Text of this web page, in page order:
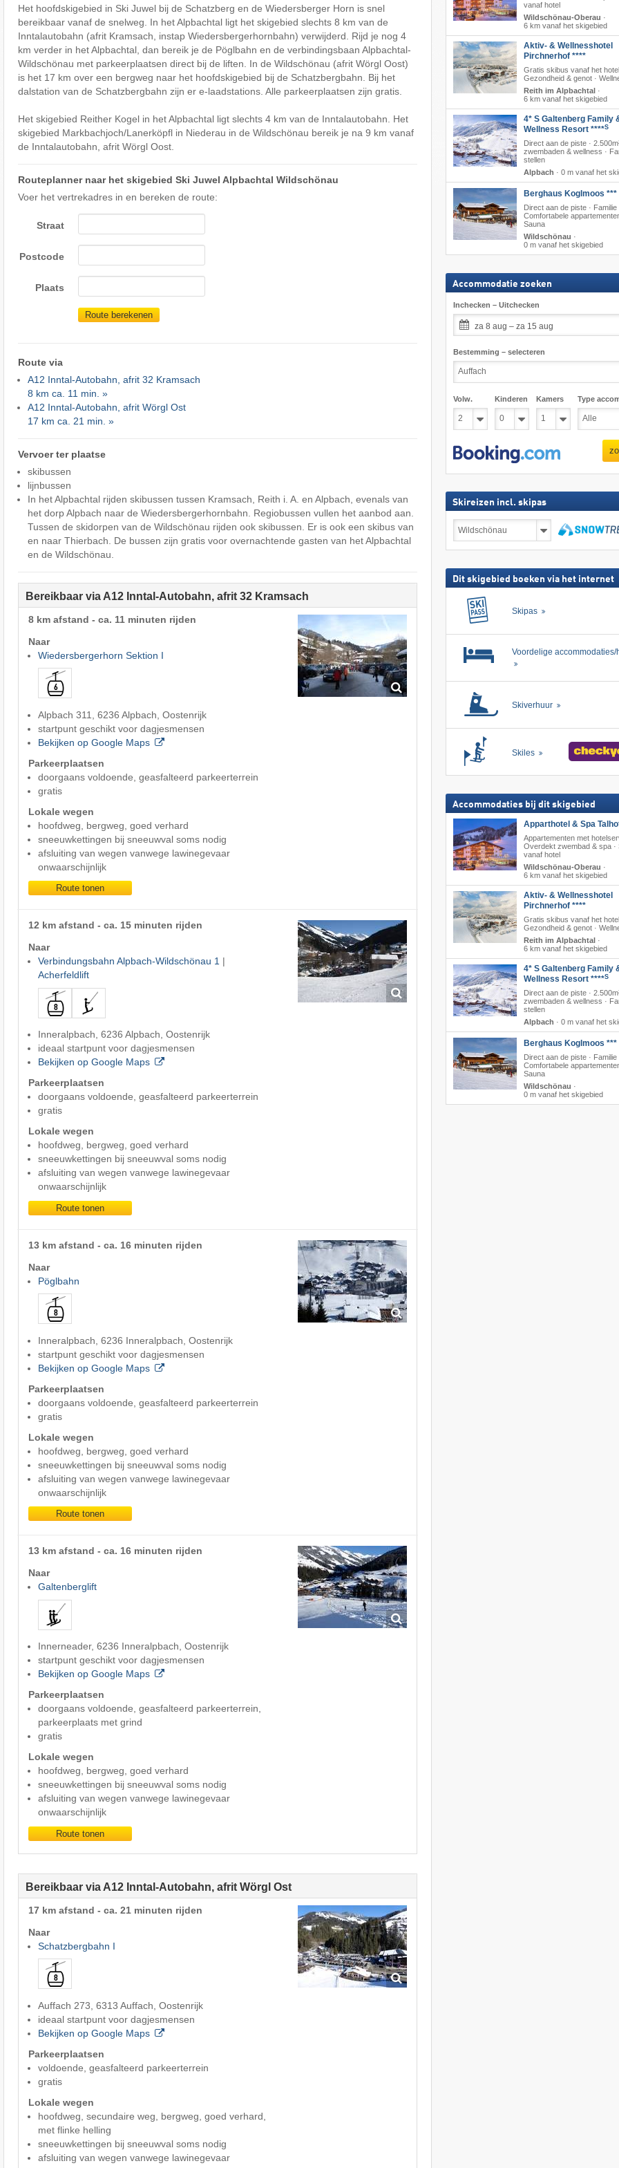
Het hoofdskigebied in Ski Juwel bij de Schatzberg en de Wiedersberger Horn is snel
bereikbaar vanaf de snelweg. In het Alpbachtal ligt het skigebied slechts 8 km van de
Inntalautobahn (afrit Kramsach, instap Wiedersbergerhornbahn) verwijderd. Rijd je nog 4
km verder in het Alpbachtal, dan bereik je de Pöglbahn en de verbindingsbaan Alpbachtal-
Wildschönau met parkeerplaatsen direct bij de liften. In de Wildschönau (afrit Wörgl Oost)
is het 17 km over een bergweg naar het hoofdskigebied bij de Schatzbergbahn. Bij het
dalstation van de Schatzbergbahn zijn er e-laadstations. Alle parkeerplaatsen zijn gratis.
Het skigebied Reither Kogel in het Alpbachtal ligt slechts 4 km van de Inntalautobahn. Het
skigebied Markbachjoch/Lanerköpfl in Niederau in de Wildschönau bereik je na 9 km vanaf
de Inntalautobahn, afrit Wörgl Oost.
Routeplanner naar het skigebied Ski Juwel Alpbachtal Wildschönau
Voer het vertrekadres in en bereken de route:
Straat
Postcode
Plaats
Route berekenen
Route via
A12 Inntal-Autobahn, afrit 32 Kramsach
8 km ca. 11 min. »
A12 Inntal-Autobahn, afrit Wörgl Ost
17 km ca. 21 min. »
Vervoer ter plaatse
skibussen
lijnbussen
In het Alpbachtal rijden skibussen tussen Kramsach, Reith i. A. en Alpbach, evenals van
het dorp Alpbach naar de Wiedersbergerhornbahn. Regiobussen vullen het aanbod aan.
Tussen de skidorpen van de Wildschönau rijden ook skibussen. Er is ook een skibus van
en naar Thierbach. De bussen zijn gratis voor overnachtende gasten van het Alpbachtal
en de Wildschönau.
Bereikbaar via A12 Inntal-Autobahn, afrit 32 Kramsach
8 km afstand - ca. 11 minuten rijden
Naar
Wiedersbergerhorn Sektion I
Alpbach 311, 6236 Alpbach, Oostenrijk
startpunt geschikt voor dagjesmensen
Bekijken op Google Maps
Parkeerplaatsen
doorgaans voldoende, geasfalteerd parkeerterrein
gratis
Lokale wegen
hoofdweg, bergweg, goed verhard
sneeuwkettingen bij sneeuwval soms nodig
afsluiting van wegen vanwege lawinegevaar
onwaarschijnlijk
Route tonen
12 km afstand - ca. 15 minuten rijden
Naar
Verbindungsbahn Alpbach-Wildschönau 1|
Acherfeldlift
Inneralpbach, 6236 Alpbach, Oostenrijk
ideaal startpunt voor dagjesmensen
Bekijken op Google Maps
Parkeerplaatsen
doorgaans voldoende, geasfalteerd parkeerterrein
gratis
Lokale wegen
hoofdweg, bergweg, goed verhard
sneeuwkettingen bij sneeuwval soms nodig
afsluiting van wegen vanwege lawinegevaar
onwaarschijnlijk
Route tonen
13 km afstand - ca. 16 minuten rijden
Naar
Pöglbahn
Inneralpbach, 6236 Inneralpbach, Oostenrijk
startpunt geschikt voor dagjesmensen
Bekijken op Google Maps
Parkeerplaatsen
doorgaans voldoende, geasfalteerd parkeerterrein
gratis
Lokale wegen
hoofdweg, bergweg, goed verhard
sneeuwkettingen bij sneeuwval soms nodig
afsluiting van wegen vanwege lawinegevaar
onwaarschijnlijk
Route tonen
13 km afstand - ca. 16 minuten rijden
Naar
Galtenberglift
Innerneader, 6236 Inneralpbach, Oostenrijk
startpunt geschikt voor dagjesmensen
Bekijken op Google Maps
Parkeerplaatsen
doorgaans voldoende, geasfalteerd parkeerterrein,
parkeerplaats met grind
gratis
Lokale wegen
hoofdweg, bergweg, goed verhard
sneeuwkettingen bij sneeuwval soms nodig
afsluiting van wegen vanwege lawinegevaar
onwaarschijnlijk
Route tonen
Bereikbaar via A12 Inntal-Autobahn, afrit Wörgl Ost
17 km afstand - ca. 21 minuten rijden
Naar
Schatzbergbahn I
Auffach 273, 6313 Auffach, Oostenrijk
ideaal startpunt voor dagjesmensen
Bekijken op Google Maps
Parkeerplaatsen
voldoende, geasfalteerd parkeerterrein
gratis
Lokale wegen
hoofdweg, secundaire weg, bergweg, goed verhard,
met flinke helling
sneeuwkettingen bij sneeuwval soms nodig
afsluiting van wegen vanwege lawinegevaar
vanaf hotel
Wildschönau-Oberau ·
6 km vanaf het skigebied
Aktiv- & Wellnesshotel
Pirchnerhof ****
Gratis skibus vanaf het hotel
Gezondheid & genot ·
Reith im Alpbachtal·
6 km vanaf het skigebied
4* S Galtenberg Family
Wellness Resort ****S
Direct aan de piste ·
zwembaden & wellness ·
stellen
Alpbach · 0 m vanaf het
Berghaus Koglmoos ***
Direct aan de piste · Familie
Comfortabele
Sauna
Wildschönau ·
0 m vanaf het skigebied
Accommodatie zoeken
Inchecken – Uitchecken
za 8 aug – za 15 aug
Bestemming – selecteren
Volw. Kinderen Kamers Type
Skireizen incl. skipas
incl.
Dit skigebied boeken via het internet
Skipas
Voordelige accommodaties/
Skiverhuur
Skiles
Accommodaties bij dit skigebied
Apparthotel & Spa
Appartementen met
Overdekt zwembad & spa ·
vanaf hotel
Wildschönau-Oberau ·
6 km vanaf het skigebied
Aktiv- & Wellnesshotel
Pirchnerhof ****
Gratis skibus vanaf het hotel
Gezondheid & genot ·
Reith im Alpbachtal ·
6 km vanaf het skigebied
4* S Galtenberg Family
Wellness Resort ****S
Direct aan de piste ·
zwembaden & wellness ·
stellen
Alpbach · 0 m vanaf het
Berghaus Koglmoos ***
Direct aan de piste · Familie
Comfortabele
Sauna
Wildschönau ·
0 m vanaf het skigebied